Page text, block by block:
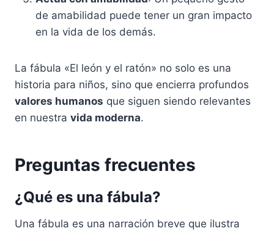
de amabilidad puede tener un gran impacto
en la vida de los demás.
La fábula «El león y el ratón» no solo es una
historia para niños, sino que encierra profundos
valores humanos que siguen siendo relevantes
en nuestra vida moderna.
Preguntas frecuentes
¿Qué es una fábula?
Una fábula es una narración breve que ilustra